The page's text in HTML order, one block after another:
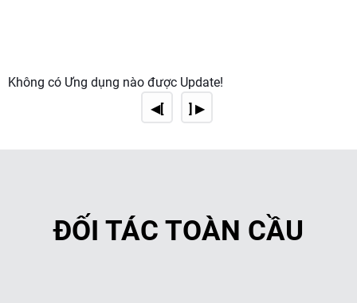
Không có Ứng dụng nào được Update!
◀[
] ▶
ĐỐI TÁC TOÀN CẦU